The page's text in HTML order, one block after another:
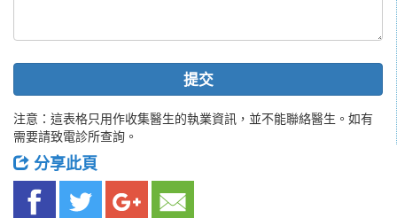
提交
注意：這表格只用作收集醫生的執業資訊，並不能聯絡醫生。如有
需要請致電診所查詢。
分享此頁